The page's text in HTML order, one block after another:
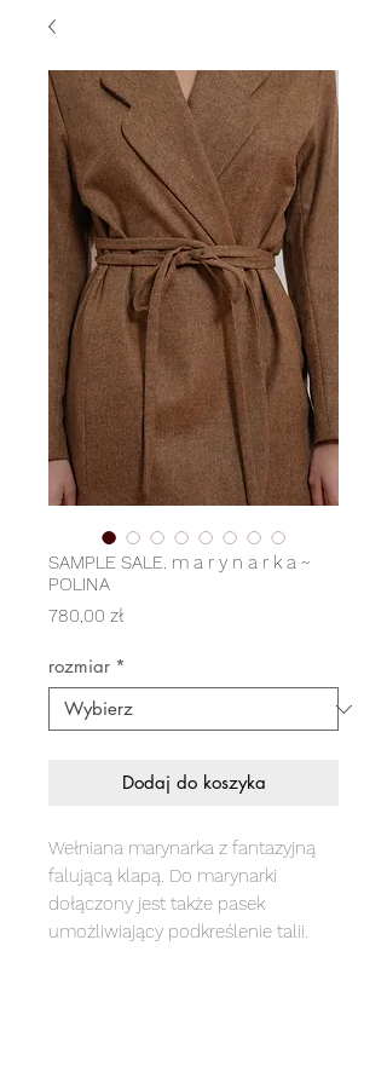
SAMPLE SALE. m a r y n a r k a ~
POLINA
780,00 złCena
rozmiar *
Dodaj do koszyka
Wełniana marynarka z fantazyjną
falującą klapą. Do marynarki
dołączony jest także pasek
umożliwiający podkreślenie talii.